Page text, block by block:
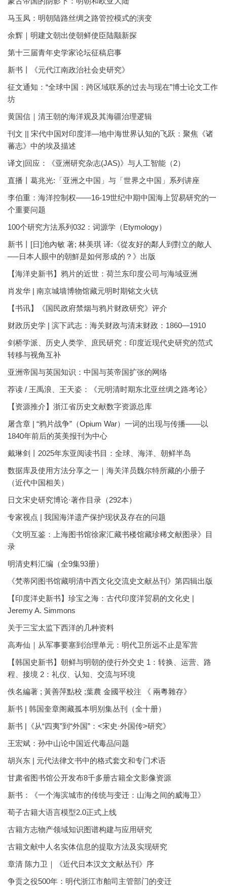
马玉凤：明朝陆路丝绸之路管控模式的演变
余辉｜明建文朝出使朝鲜使臣陆颙新探
第十三届青年史学家论坛征稿启事
新书丨《元代江南政治社会史研究》
征文通知：“全球中国：跨区域联系的过去与现在”博士论文工作
坊
黄国信｜清王朝的海洋观及其海疆治理逻辑
刊文 || 宋代中国对印度洋—地中海世界认知的飞跃：聚焦《诸
蕃志》中的埃及描述
译文|回应：《亚洲研究杂志(JAS)》与人工智能（2）
直播丨葛兆光:「亚洲之中国」与「世界之中国」系列讲座
李伯重：海洋控制权——16-19世纪中期中国海上贸易研究的一
个重要问题
100个研究方法系列032：词源学（Etymology）
新书丨[日]池內敏 著; 林美琪 译:《從友好的鄰人到對立的敵人
──日本人眼中的朝鮮是如何形成的？》出版
【海洋史新书】鸦片的近世：荷兰东印度公司与海域亚洲
肖发华 | 南京城墙博物馆藏元明时期铭文火铳
【书讯】《国民政府禁烟与鸦片财政研究》评介
财政历史学 | 滨下武志：海关财政与清末财政：1860—1910
剑桥学派、历史人类学、庶民研究：印度近现代史研究的范式
转移与视角互补
亚洲帝国与英国知识：中国与英帝国扩张的网络
荐读 / 王禹浪、王天姿：《元明清时期东北亚丝绸之路考论》
【资源推介】浙江省历史文献数字资源总库
屠含章 | “鸦片战争”（Opium War）一词的出现与传播——以
1840年前后的英美报刊为中心
戴琳剑丨2025年东亚阅读书目：全球、海洋、朝鲜半岛
数据库及使用方法分享之一｜海关洋员魏尔特所藏的小册子
（近代中国相关）
日文宋史研究博论·著作目录（292本）
专家视点 | 我国海洋遗产保护现状及存在的问题
《文明互鉴：上海图书馆徐家汇藏书楼馆藏珍稀文献图录》目
录
明清史料汇编（全9集93册）
《梵蒂冈图书馆藏明清中西文化交流史文献丛刊》第四辑出版
【印度洋史新书】珍宝之海：古代印度洋贸易的文化史 |
Jeremy A. Simmons
关于三宝太监下西洋的几种资料
高寿仙｜从军事要塞到治理单元：明代卫所远不止是军营
【韩国史新书】朝鲜与明朝的使行外交史 1：转换、运营、路
程、接境 2：礼仪、认知、交流与环境
佚名編著 ; 黃善萍點校 ;葉農 金國平校注 《 兩粵雜存》
新书 | 韩国奎章阁藏孤本明别集丛刊（全十册）
新书 |《从“四夷”到“外国”：<宋史·外国传>研究》
王宏斌：孙中山论中国近代毒品问题
胡兴东 | 元代法律文书中的格式套文和专门术语
甘肃省图书馆公开发布8千多册古籍全文影像资源
新书：《一个海滨城市的传统与变迁：山海之间的威海卫》
荀子古籍大语言模型2.0正式上线
古籍方志物产领域知识图谱构建与应用研究
古籍文献中人名实体信息的提取方法及实现研究
章清 陈力卫｜《近代日本汉文文献丛刊》序
争贡之役500年：明代浙江市舶司主管部门的变迁